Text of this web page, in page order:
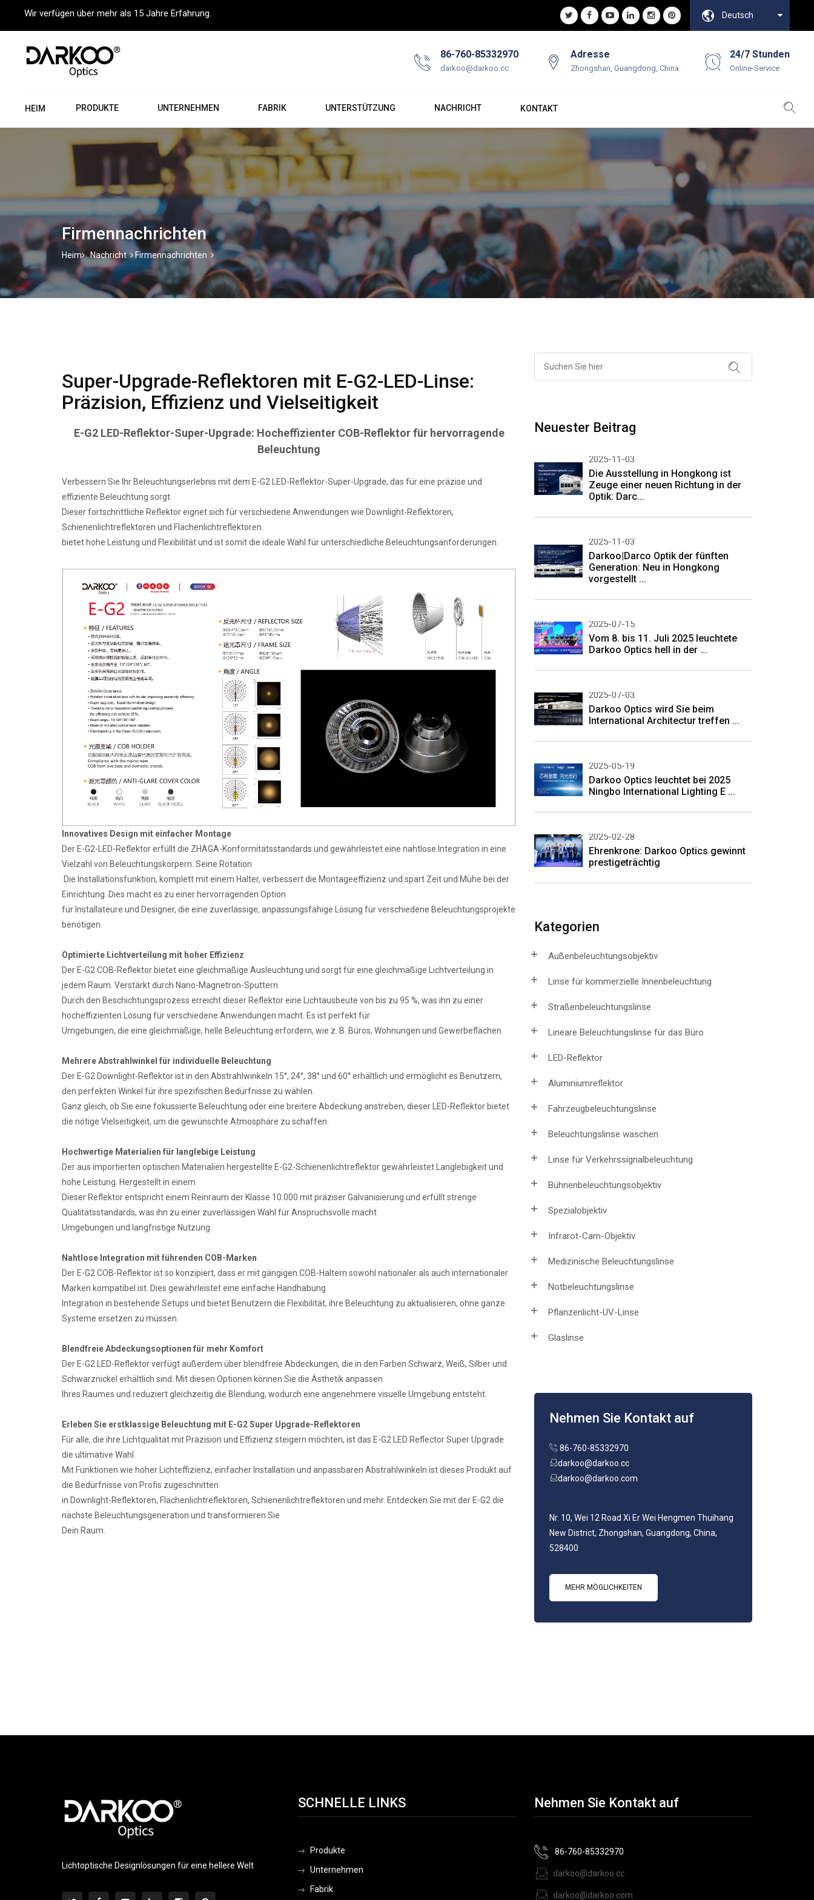
Wir verfügen über mehr als 15 Jahre Erfahrung. Deutsch
86-760-85332970
darkoo@darkoo.cc
Adresse
Zhongshan, Guangdong, China
24/7 Stunden
Online-Service
HEIM PRODUKTE UNTERNEHMEN FABRIK UNTERSTÜTZUNG NACHRICHT KONTAKT
Firmennachrichten
Heim Nachricht Firmennachrichten
Super-Upgrade-Reflektoren mit E-G2-LED-Linse:
Präzision, Effizienz und Vielseitigkeit
E-G2 LED-Reflektor-Super-Upgrade: Hocheffizienter COB-Reflektor für hervorragende
Beleuchtung
Verbessern Sie Ihr Beleuchtungserlebnis mit dem E-G2 LED-Reflektor-Super-Upgrade, das für eine präzise und
effiziente Beleuchtung sorgt.
Dieser fortschrittliche Reflektor eignet sich für verschiedene Anwendungen wie Downlight-Reflektoren,
Schienenlichtreflektoren und Flächenlichtreflektoren.
bietet hohe Leistung und Flexibilität und ist somit die ideale Wahl für unterschiedliche Beleuchtungsanforderungen.
Innovatives Design mit einfacher Montage
Der E-G2-LED-Reflektor erfüllt die ZHAGA-Konformitätsstandards und gewährleistet eine nahtlose Integration in eine
Vielzahl von Beleuchtungskörpern. Seine Rotation
Die Installationsfunktion, komplett mit einem Halter, verbessert die Montageeffizienz und spart Zeit und Mühe bei der
Einrichtung. Dies macht es zu einer hervorragenden Option
für Installateure und Designer, die eine zuverlässige, anpassungsfähige Lösung für verschiedene Beleuchtungsprojekte
benötigen.
Optimierte Lichtverteilung mit hoher Effizienz
Der E-G2 COB-Reflektor bietet eine gleichmäßige Ausleuchtung und sorgt für eine gleichmäßige Lichtverteilung in
jedem Raum. Verstärkt durch Nano-Magnetron-Sputtern
Durch den Beschichtungsprozess erreicht dieser Reflektor eine Lichtausbeute von bis zu 95 %, was ihn zu einer
hocheffizienten Lösung für verschiedene Anwendungen macht. Es ist perfekt für
Umgebungen, die eine gleichmäßige, helle Beleuchtung erfordern, wie z. B. Büros, Wohnungen und Gewerbeflächen.
Mehrere Abstrahlwinkel für individuelle Beleuchtung
Der E-G2 Downlight-Reflektor ist in den Abstrahlwinkeln 15°, 24°, 38° und 60° erhältlich und ermöglicht es Benutzern,
den perfekten Winkel für ihre spezifischen Bedürfnisse zu wählen.
Ganz gleich, ob Sie eine fokussierte Beleuchtung oder eine breitere Abdeckung anstreben, dieser LED-Reflektor bietet
die nötige Vielseitigkeit, um die gewünschte Atmosphäre zu schaffen.
Hochwertige Materialien für langlebige Leistung
Der aus importierten optischen Materialien hergestellte E-G2-Schienenlichtreflektor gewährleistet Langlebigkeit und
hohe Leistung. Hergestellt in einem
Dieser Reflektor entspricht einem Reinraum der Klasse 10.000 mit präziser Galvanisierung und erfüllt strenge
Qualitätsstandards, was ihn zu einer zuverlässigen Wahl für Anspruchsvolle macht
Umgebungen und langfristige Nutzung.
Nahtlose Integration mit führenden COB-Marken
Der E-G2 COB-Reflektor ist so konzipiert, dass er mit gängigen COB-Haltern sowohl nationaler als auch internationaler
Marken kompatibel ist. Dies gewährleistet eine einfache Handhabung
Integration in bestehende Setups und bietet Benutzern die Flexibilität, ihre Beleuchtung zu aktualisieren, ohne ganze
Systeme ersetzen zu müssen.
Blendfreie Abdeckungsoptionen für mehr Komfort
Der E-G2 LED-Reflektor verfügt außerdem über blendfreie Abdeckungen, die in den Farben Schwarz, Weiß, Silber und
Schwarznickel erhältlich sind. Mit diesen Optionen können Sie die Ästhetik anpassen
Ihres Raumes und reduziert gleichzeitig die Blendung, wodurch eine angenehmere visuelle Umgebung entsteht.
Erleben Sie erstklassige Beleuchtung mit E-G2 Super Upgrade-Reflektoren
Für alle, die ihre Lichtqualität mit Präzision und Effizienz steigern möchten, ist das E-G2 LED Reflector Super Upgrade
die ultimative Wahl.
Mit Funktionen wie hoher Lichteffizienz, einfacher Installation und anpassbaren Abstrahlwinkeln ist dieses Produkt auf
die Bedürfnisse von Profis zugeschnitten
in Downlight-Reflektoren, Flächenlichtreflektoren, Schienenlichtreflektoren und mehr. Entdecken Sie mit der E-G2 die
nächste Beleuchtungsgeneration und transformieren Sie
Dein Raum.
Neuester Beitrag
2025-11-03
Die Ausstellung in Hongkong ist
Zeuge einer neuen Richtung in der
Optik: Darc...
2025-11-03
Darkoo|Darco Optik der fünften
Generation: Neu in Hongkong
vorgestellt ...
2025-07-15
Vom 8. bis 11. Juli 2025 leuchtete
Darkoo Optics hell in der ...
2025-07-03
Darkoo Optics wird Sie beim
International Architectur treffen ...
2025-05-19
Darkoo Optics leuchtet bei 2025
Ningbo International Lighting E ...
2025-02-28
Ehrenkrone: Darkoo Optics gewinnt
prestigeträchtig
Kategorien
Außenbeleuchtungsobjektiv
Linse für kommerzielle Innenbeleuchtung
Straßenbeleuchtungslinse
Lineare Beleuchtungslinse für das Büro
LED-Reflektor
Aluminiumreflektor
Fahrzeugbeleuchtungslinse
Beleuchtungslinse waschen
Linse für Verkehrssignalbeleuchtung
Bühnenbeleuchtungsobjektiv
Spezialobjektiv
Infrarot-Cam-Objektiv
Medizinische Beleuchtungslinse
Notbeleuchtungslinse
Pflanzenlicht-UV-Linse
Glaslinse
Nehmen Sie Kontakt auf
86-760-85332970
darkoo@darkoo.cc
darkoo@darkoo.com
Nr. 10, Wei 12 Road Xi Er Wei Hengmen Thuihang
New District, Zhongshan, Guangdong, China,
528400
MEHR MÖGLICHKEITEN
Lichtoptische Designlösungen für eine hellere Welt
SCHNELLE LINKS
Produkte
Unternehmen
Fabrik
Nehmen Sie Kontakt auf
86-760-85332970
darkoo@darkoo.cc
darkoo@darkoo.com